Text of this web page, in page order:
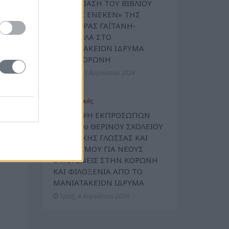
ΠΑΡΟΥΣΙΑΣΗ ΤΟΥ ΒΙΒΛΙΟΥ
«ΠΑΝΟΣ ΕΝΕΚΕΝ» ΤΗΣ
ΔΗΜΗΤΡΑΣ ΓΑΪΤΑΝΗ-
ΣΥΡΕΓΓΕΛΑ ΣΤΟ
ΜΑΝΙΑΤΑΚΕΙΟΝ ΙΔΡΥΜΑ
ΣΤΗΝ ΚΟΡΩΝΗ
Πολιτιστικές
ΕΠΙΣΚΕΨΗ ΕΚΠΡΟΣΩΠΩΝ
ΤΟΥ 18ου ΘΕΡΙΝΟΥ ΣΧΟΛΕΙΟΥ
ΕΛΛΗΝΙΚΗΣ ΓΛΩΣΣΑΣ ΚΑΙ
ΠΟΛΙΤΙΣΜΟΥ ΓΙΑ ΝΕΟΥΣ
ΟΜΟΓΕΝΕΙΣ ΣΤΗΝ ΚΟΡΩΝΗ
ΚΑΙ ΦΙΛΟΞΕΝΙΑ ΑΠΟ ΤΟ
ΜΑΝΙΑΤΑΚΕΙΟΝ ΙΔΡΥΜΑ